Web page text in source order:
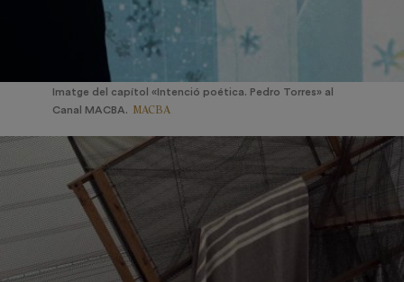
Imatge del capítol «Intenció poética. Pedro Torres» al
Canal MACBA. MACBA